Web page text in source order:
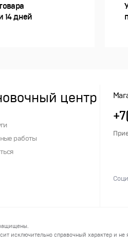
14 дней
центр
работы
исключительно справочный характер и